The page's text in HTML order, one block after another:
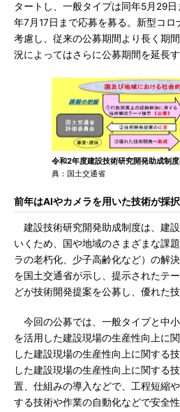
タートし、一般タイプは同年5月29
年7月17日まで応募を募る。新型コ
考慮し、従来の公募期間より長く期
況によってはさらに公募期間を延長す
令和2年度建設技術研究開発助成制
典：国土交通省
前年はAIやカメラを用いた技術が採択
建設技術研究開発助成制度は、建
いくため、国や地域のさまざまな課
ラの老朽化、少子高齢化など）の解
を国土交通省が示し、提示されたテ
どが技術開発提案を公募し、優れた
今回の公募では、一般タイプと中
を活用した建設現場の生産性向上に
した建設現場の生産性向上に関する
した建設現場の生産性向上に関する
置、仕組みの導入などで、工程短縮
する技術や作業の自動化などで安全